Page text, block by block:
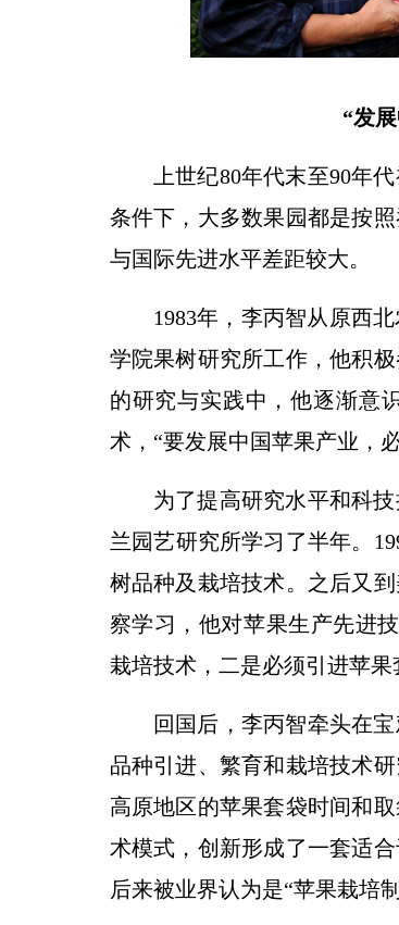
“发
上世纪80年代末至90年
条件下，大多数果园都是按
与国际先进水平差距较大。
1983年，李丙智从原西
学院果树研究所工作，他积
的研究与实践中，他逐渐意
术，“要发展中国苹果产业，
为了提高研究水平和科
兰园艺研究所学习了半年。
树品种及栽培技术。之后又
察学习，他对苹果生产先进
栽培技术，二是必须引进苹
回国后，李丙智牵头在
品种引进、繁育和栽培技术
高原地区的苹果套袋时间和
术模式，创新形成了一套适
后来被业界认为是“苹果栽培